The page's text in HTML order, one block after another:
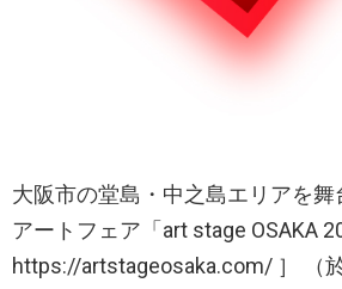
大阪市の堂島・中之島エリアを
アートフェア「art stage OSAKA
https://artstageosaka.com/ ］ （